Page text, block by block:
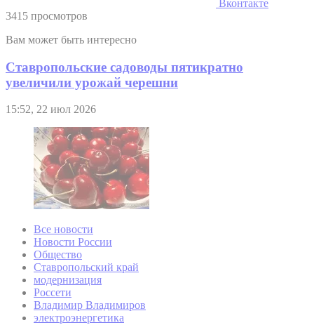
Вконтакте
3415 просмотров
Вам может быть интересно
Ставропольские садоводы пятикратно
увеличили урожай черешни
15:52, 22 июл 2026
Все новости
Новости России
Общество
Ставропольский край
модернизация
Россети
Владимир Владимиров
электроэнергетика